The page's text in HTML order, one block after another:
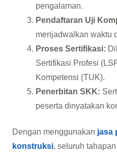
pengalaman.
Pendaftaran Uji
menjadwalkan waktu
Proses Sertifikasi:
Sertifikasi Profesi
Kompetensi (TUK).
Penerbitan SKK:
peserta dinyatakan
Dengan menggunakan jasa
konstruksi, seluruh